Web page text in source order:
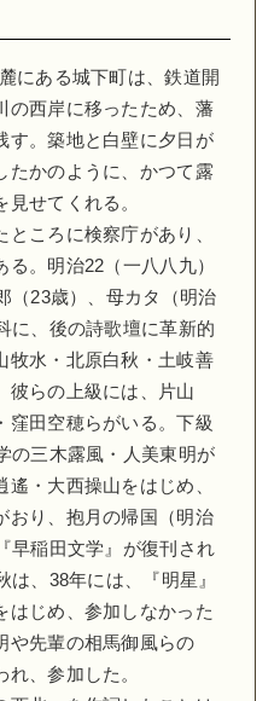
にある城下町は、鉄道開
の西岸に移ったため、藩
す。築地と白壁に夕日が
たかのように、かつて露
せてくれる。
ころに検察庁があり、
。明治22（一八八九）
（23歳）、母カタ（明治
に、後の詩歌壇に革新的
牧水・北原白秋・土岐善
彼らの上級には、片山
窪田空穂らがいる。下級
の三木露風・人美東明が
・大西操山をはじめ、
おり、抱月の帰国（明治
早稲田文学』が復刊され
、38年には、『明星』
はじめ、参加しなかった
や先輩の相馬御風らの
れ、参加した。